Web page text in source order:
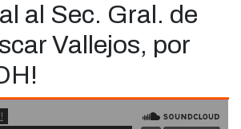
al Sec. Gral. de
Vallejos, por